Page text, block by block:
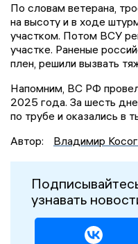
По словам ветерана,
на высоту и в ходе
участком. Потом ВСУ
участке. Раненые
плен, решили вызвать
Напомним, ВС РФ
2025 года. За шесть
по трубе и оказались в
Автор:
Владимир
узнавать